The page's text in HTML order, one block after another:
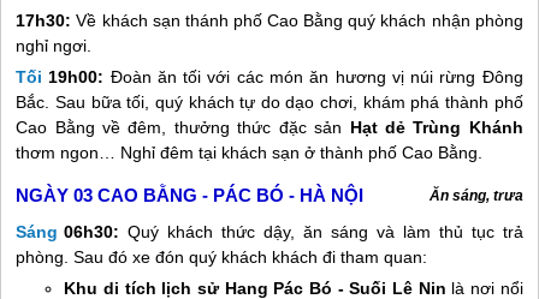
17h30: Về khách sạn thánh phố Cao Bằng quý khách nhận phòng
nghỉ ngơi.
Tối 19h00: Đoàn ăn tối với các món ăn hương vị núi rừng Đông
Bắc. Sau bữa tối, quý khách tự do dạo chơi, khám phá thành phố
Cao Bằng về đêm, thưởng thức đặc sản Hạt dẻ Trùng Khánh
thơm ngon… Nghỉ đêm tại khách sạn ở thành phố Cao Bằng.
NGÀY 03 CAO BẰNG - PÁC BÓ - HÀ NỘI Ăn sáng, trưa
Sáng 06h30:Quý khách thức dậy, ăn sáng và làm thủ tục trả
phòng. Sau đó xe đón quý khách khách đi tham quan:
Khu di tích lịch sử Hang Pác Bó - Suối Lê Nin là nơi nổi